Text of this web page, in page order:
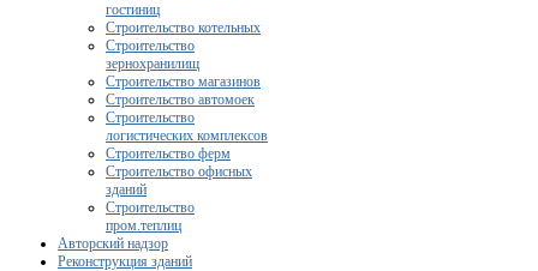
гостиниц
Строительство котельных
Строительство
зернохранилищ
Строительство магазинов
Строительство автомоек
Строительство
логистических комплексов
Строительство ферм
Строительство офисных
зданий
Строительство
пром.теплиц
Авторский надзор
Реконструкция зданий